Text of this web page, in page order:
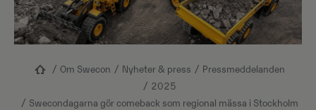
Om Swecon Nyheter & press
Pressmeddelanden
2025
Swecondagarna gör comeback som regional mässa i Stockholm